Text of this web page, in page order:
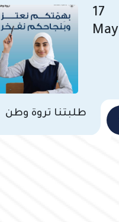
17
May
طلبتنا ثروة وطن